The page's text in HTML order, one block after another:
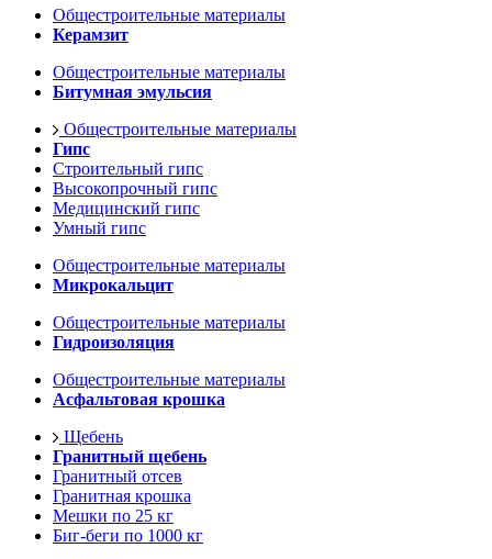
Общестроительные материалы
Керамзит
Общестроительные материалы
Битумная эмульсия
Общестроительные материалы
Гипс
Строительный гипс
Высокопрочный гипс
Медицинский гипс
Умный гипс
Общестроительные материалы
Микрокальцит
Общестроительные материалы
Гидроизоляция
Общестроительные материалы
Асфальтовая крошка
Щебень
Гранитный щебень
Гранитный отсев
Гранитная крошка
Мешки по 25 кг
Биг-беги по 1000 кг